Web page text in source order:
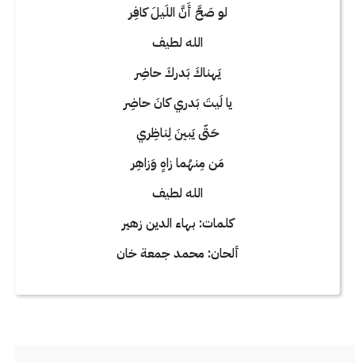
لو صَحَّ أَنَّ اللَيلَ كافِر
الله لطيف
يَهناكَ بَدركَ حاضِر
يا لَيتَ بَدري كانَ حاضِر
حَتّى يَبينَ لِناظِري
مَن مِنهُما زاهٍ وَزاهِر
الله لطيف
كلمات: بهاء الدين زهير
ألحان: محمد جمعة خان